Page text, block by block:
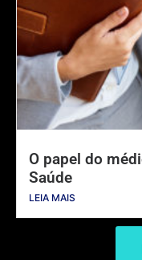
O papel do
Saúde
LEIA MAIS